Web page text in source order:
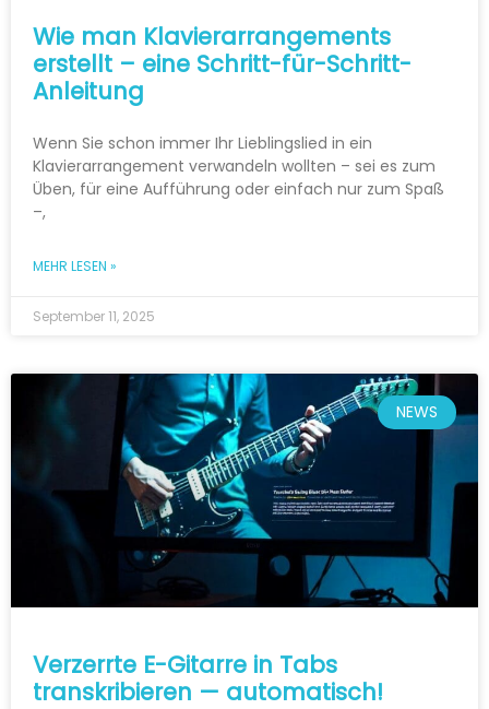
Wie man Klavierarrangements
erstellt – eine Schritt-für-Schritt-
Anleitung
Wenn Sie schon immer Ihr Lieblingslied in ein
Klavierarrangement verwandeln wollten – sei es zum
Üben, für eine Aufführung oder einfach nur zum Spaß
–,
MEHR LESEN »
September 11, 2025
NEWS
Verzerrte E-Gitarre in Tabs
transkribieren — automatisch!